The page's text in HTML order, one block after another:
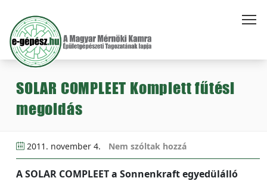
SOLAR COMPLEET Komplett fűtési
megoldás
2011. november 4. Nem szóltak hozzá
A SOLAR COMPLEET a Sonnenkraft egyedülálló